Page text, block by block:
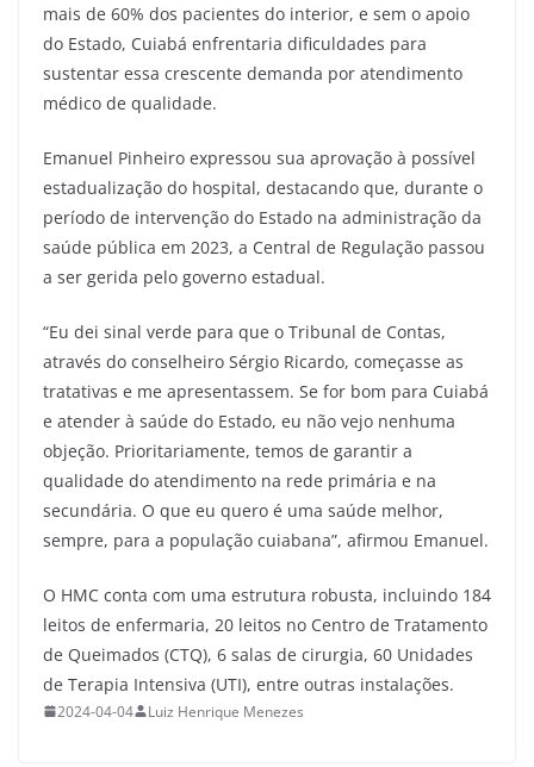
mais de 60% dos pacientes do interior, e sem o apoio
do Estado, Cuiabá enfrentaria dificuldades para
sustentar essa crescente demanda por atendimento
médico de qualidade.
Emanuel Pinheiro expressou sua aprovação à possível
estadualização do hospital, destacando que, durante o
período de intervenção do Estado na administração da
saúde pública em 2023, a Central de Regulação passou
a ser gerida pelo governo estadual.
“Eu dei sinal verde para que o Tribunal de Contas,
através do conselheiro Sérgio Ricardo, começasse as
tratativas e me apresentassem. Se for bom para Cuiabá
e atender à saúde do Estado, eu não vejo nenhuma
objeção. Prioritariamente, temos de garantir a
qualidade do atendimento na rede primária e na
secundária. O que eu quero é uma saúde melhor,
sempre, para a população cuiabana”, afirmou Emanuel.
O HMC conta com uma estrutura robusta, incluindo 184
leitos de enfermaria, 20 leitos no Centro de Tratamento
de Queimados (CTQ), 6 salas de cirurgia, 60 Unidades
de Terapia Intensiva (UTI), entre outras instalações.
2024-04-04 Luiz Henrique Menezes